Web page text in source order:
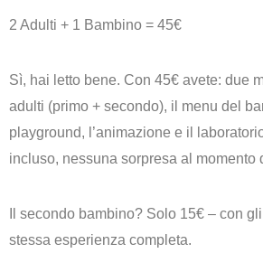
2 Adulti + 1 Bambino = 45€
Sì, hai letto bene. Con 45€ avete: due
adulti (primo + secondo), il menu del
playground, l’animazione e il
incluso, nessuna sorpresa al momento
Il secondo bambino? Solo 15€ – con
stessa esperienza completa.